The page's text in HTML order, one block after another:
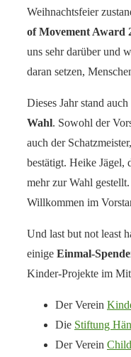
Weihnachtsfeier
of Movement Award
uns sehr darüber und
daran setzen,
Dieses Jahr stand
Wahl. Sowohl der
auch der
bestätigt. Heike Jägel,
mehr zur Wahl
Willkommen im
Und last but not least
einige Einmal-
Kinder-Projekte im
Der Verein
Die Stiftung
Der Verein